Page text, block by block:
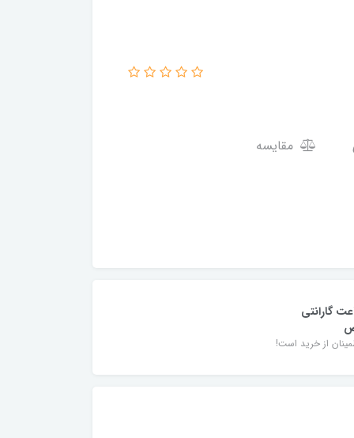
مقایسه
گارانتی
از خرید است!